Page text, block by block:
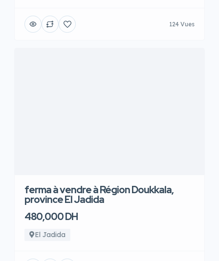
124 Vues
ferma à vendre à Région Doukkala,
province El Jadida
480,000 DH
El Jadida